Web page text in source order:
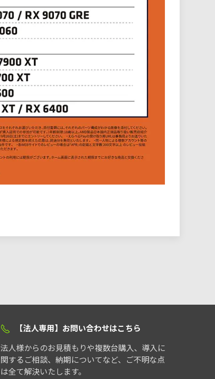
【法人専用】お問い合わせはこちら
法人様からのお見積もりや複数台購入、導入に
関するご相談、納期についてなど、ご不明な点
は全て解決いたします。